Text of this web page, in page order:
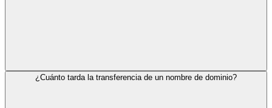
¿Cuánto tarda la transferencia de un nombre de dominio?